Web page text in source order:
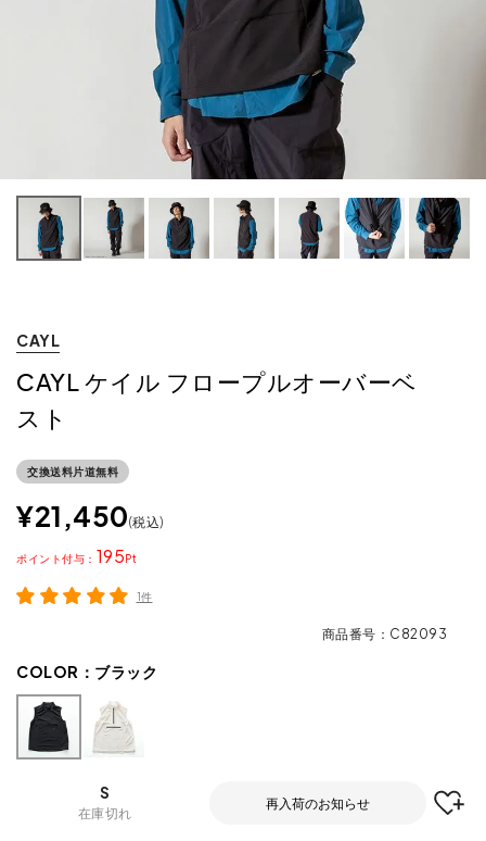
CAYL
CAYL ケイル フロープルオーバーベ
スト
交換送料片道無料
¥21,450 税込
195
ポイント
1件
商品番号 C82093
COLOR： ブラック
S
在庫切れ
再入荷のお知らせ